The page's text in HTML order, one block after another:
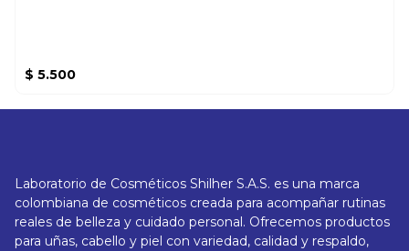
$ 5.500
Laboratorio de Cosméticos Shilher S.A.S. es una marca
colombiana de cosméticos creada para acompañar rutinas
reales de belleza y cuidado personal. Ofrecemos productos
para uñas, cabello y piel con variedad, calidad y respaldo,